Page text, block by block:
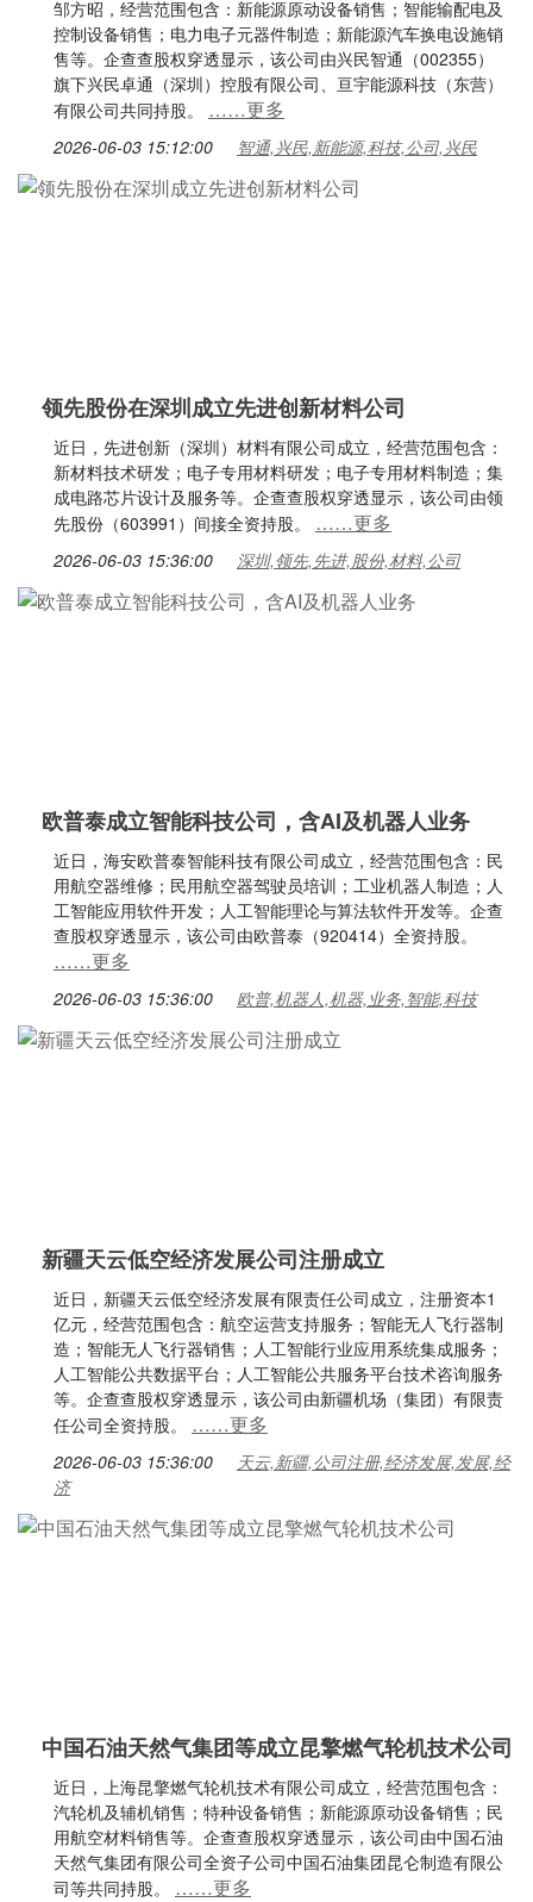
邹方昭，经营范围包含：新能源原动设备销售；智能输配电及
控制设备销售；电力电子元器件制造；新能源汽车换电设施销
售等。企查查股权穿透显示，该公司由兴民智通（002355）
旗下兴民卓通（深圳）控股有限公司、亘宇能源科技（东营）
有限公司共同持股。 ……更多
2026-06-03 15:12:00 智通,兴民,新能源,科技,公司,兴民
领先股份在深圳成立先进创新材料公司
近日，先进创新（深圳）材料有限公司成立，经营范围包含：
新材料技术研发；电子专用材料研发；电子专用材料制造；集
成电路芯片设计及服务等。企查查股权穿透显示，该公司由领
先股份（603991）间接全资持股。 ……更多
2026-06-03 15:36:00 深圳,领先,先进,股份,材料,公司
欧普泰成立智能科技公司，含AI及机器人业务
近日，海安欧普泰智能科技有限公司成立，经营范围包含：民
用航空器维修；民用航空器驾驶员培训；工业机器人制造；人
工智能应用软件开发；人工智能理论与算法软件开发等。企查
查股权穿透显示，该公司由欧普泰（920414）全资持股。
……更多
2026-06-03 15:36:00 欧普,机器人,机器,业务,智能,科技
新疆天云低空经济发展公司注册成立
近日，新疆天云低空经济发展有限责任公司成立，注册资本1
亿元，经营范围包含：航空运营支持服务；智能无人飞行器制
造；智能无人飞行器销售；人工智能行业应用系统集成服务；
人工智能公共数据平台；人工智能公共服务平台技术咨询服务
等。企查查股权穿透显示，该公司由新疆机场（集团）有限责
任公司全资持股。 ……更多
2026-06-03 15:36:00
天云,新疆,公司注册,经济发展,发展,经
济
中国石油天然气集团等成立昆擎燃气轮机技术公司
近日，上海昆擎燃气轮机技术有限公司成立，经营范围包含：
汽轮机及辅机销售；特种设备销售；新能源原动设备销售；民
用航空材料销售等。企查查股权穿透显示，该公司由中国石油
天然气集团有限公司全资子公司中国石油集团昆仑制造有限公
司等共同持股。 ……更多